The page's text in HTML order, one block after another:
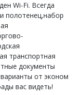
Wi-Fi. Всегда
полотенец,набор
транспортная
документы
от эконом
вас видеть!